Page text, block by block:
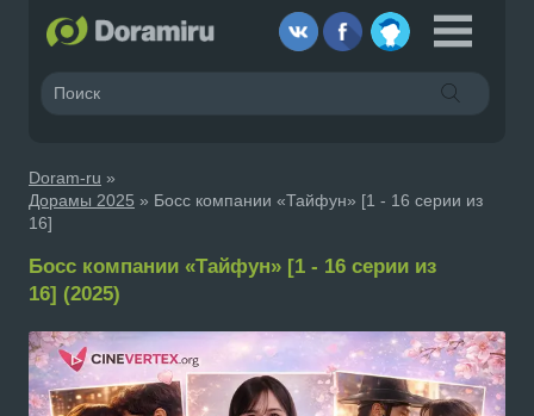
Doram-ru »
Дорамы 2025 » Босс компании «Тайфун» [1 - 16 серии из
16]
Босс компании «Тайфун» [1 - 16 серии из
16] (2025)